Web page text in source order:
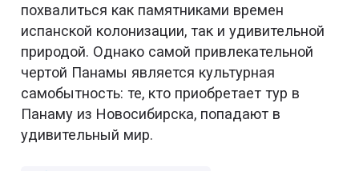
похвалиться как памятниками времен
испанской колонизации, так и удивительной
природой. Однако самой привлекательной
чертой Панамы является культурная
самобытность: те, кто приобретает тур в
Панаму из Новосибирска, попадают в
удивительный мир.